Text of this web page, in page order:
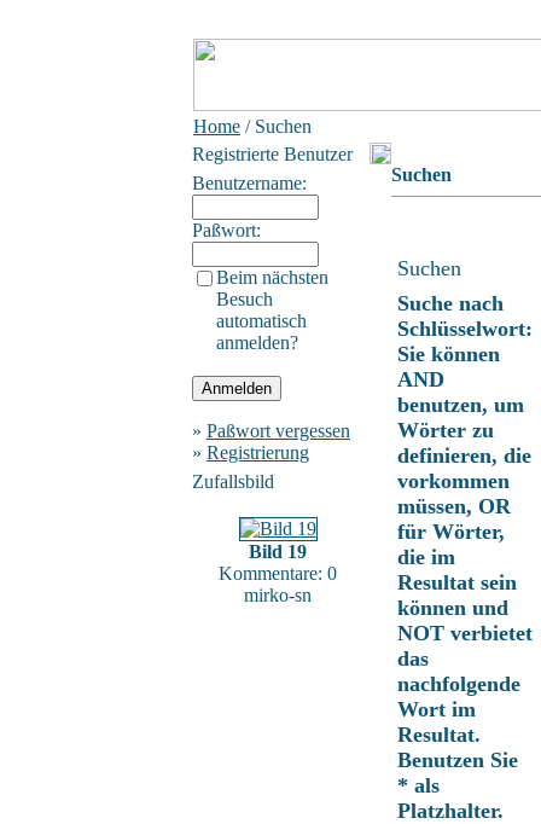
Home / Suchen
Registrierte Benutzer
Benutzername:
Paßwort:
Beim nächsten
Besuch
automatisch
anmelden?
» Paßwort vergessen
» Registrierung
Zufallsbild
Bild 19
Kommentare: 0
mirko-sn
Suchen
Suchen
Suche nach
Schlüsselwort:
Sie können
AND
benutzen, um
Wörter zu
definieren, die
vorkommen
müssen, OR
für Wörter,
die im
Resultat sein
können und
NOT verbietet
das
nachfolgende
Wort im
Resultat.
Benutzen Sie
* als
Platzhalter.